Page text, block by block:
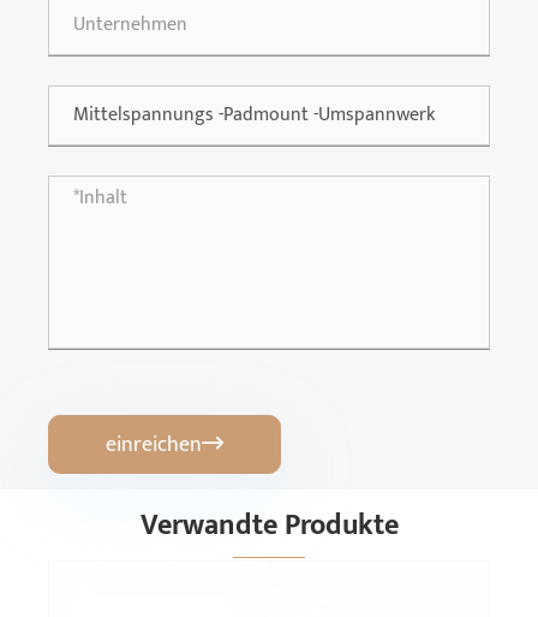
einreichen
Verwandte Produkte